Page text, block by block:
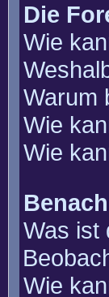
Die
Wie
Warum
Wie
Wie
Was ist
Wie